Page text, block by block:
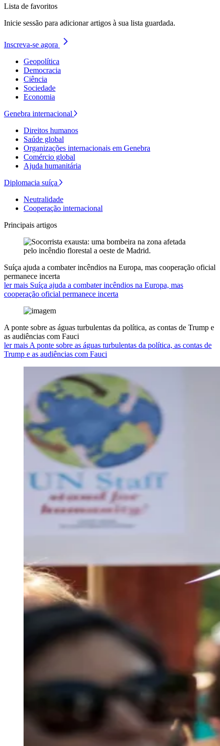
Lista de favoritos
Inicie sessão para adicionar artigos à sua lista guardada.
Inscreva-se agora
Geopolítica
Democracia
Ciência
Sociedade
Economia
Genebra internacional
Direitos humanos
Saúde global
Organizações internacionais em Genebra
Comércio global
Ajuda humanitária
Diplomacia suíça
Neutralidade
Cooperação internacional
Principais artigos
Suíça ajuda a combater incêndios na Europa, mas cooperação oficial
permanece incerta
ler mais Suíça ajuda a combater incêndios na Europa, mas
cooperação oficial permanece incerta
A ponte sobre as águas turbulentas da política, as contas de Trump e
as audiências com Fauci
ler mais A ponte sobre as águas turbulentas da política, as contas de
Trump e as audiências com Fauci